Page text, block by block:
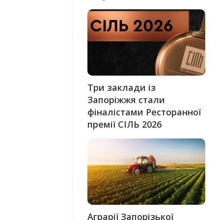
Три заклади із
Запоріжжя стали
фіналістами Ресторанної
премії СІЛЬ 2026
Аграрії Запорізької